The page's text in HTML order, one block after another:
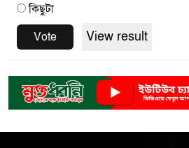
কিছুটা
Vote
View result